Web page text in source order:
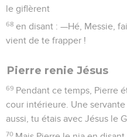
le giflèrent
68 en disant : —Hé, Messie,
vient de te frapper !
Pierre renie Jésus
69 Pendant ce temps, Pierre
cour intérieure. Une
aussi, tu étais avec Jésus le
70